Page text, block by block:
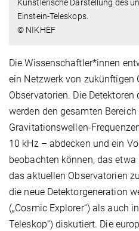
Künstlerische Darstellung des
Einstein-Teleskops.
© NIKHEF
Die Wissenschaftler*innen
ein Netzwerk von zukünftigen
Observatorien. Die Detektoren
werden den gesamten
Gravitationswellen-
10 kHz – abdecken und ein
beobachten können, das
das aktuellen Observatorien
die neue Detektorgeneration
(„Cosmic Explorer“) als auch
Teleskop“) diskutiert. Die